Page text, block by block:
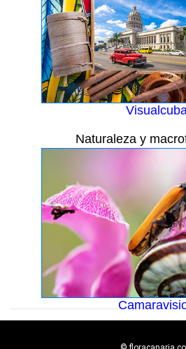
Naturaleza y